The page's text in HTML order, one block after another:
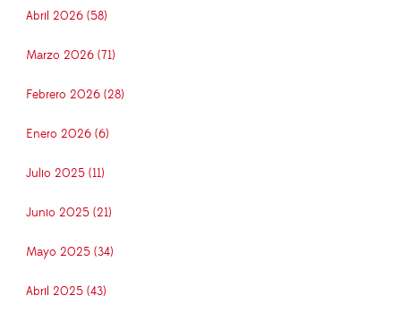
Abril 2026 (58)
Marzo 2026 (71)
Febrero 2026 (28)
Enero 2026 (6)
Julio 2025 (11)
Junio 2025 (21)
Mayo 2025 (34)
Abril 2025 (43)